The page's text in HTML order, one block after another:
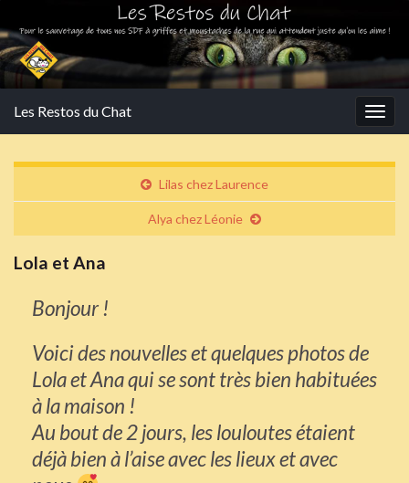
Les Restos du Chat
Lilas chez Laurence
Alya chez Léonie
Lola et Ana
Bonjour !
Voici des nouvelles et quelques photos de
Lola et Ana qui se sont très bien habituées
à la maison !
Au bout de 2 jours, les louloutes étaient
déjà bien à l’aise avec les lieux et avec